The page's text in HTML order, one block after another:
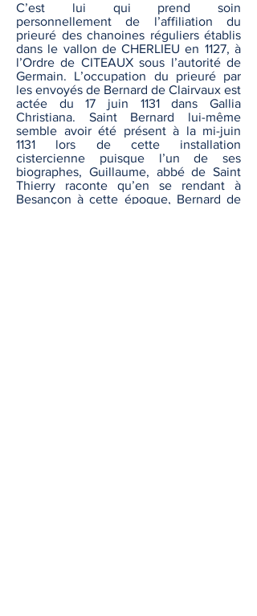
C’est lui qui prend soin
personnellement de l’affiliation du
prieuré des chanoines réguliers établis
dans le vallon de CHERLIEU en 1127, à
l’Ordre de CITEAUX sous l’autorité de
Germain. L’occupation du prieuré par
les envoyés de Bernard de Clairvaux est
actée du 17 juin 1131 dans Gallia
Christiana. Saint Bernard lui-même
semble avoir été présent à la mi-juin
1131 lors de cette installation
cistercienne puisque l’un de ses
biographes, Guillaume, abbé de Saint
Thierry raconte qu’en se rendant à
Besançon à cette époque, Bernard de